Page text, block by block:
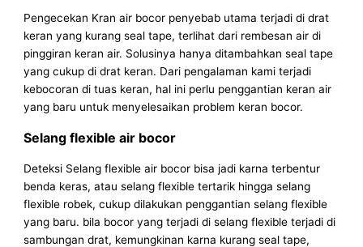
Pengecekan Kran air bocor penyebab utama terjadi di drat
keran yang kurang seal tape, terlihat dari rembesan air di
pinggiran keran air. Solusinya hanya ditambahkan seal tape
yang cukup di drat keran. Dari pengalaman kami terjadi
kebocoran di tuas keran, hal ini perlu penggantian keran air
yang baru untuk menyelesaikan problem keran bocor.
Selang flexible air bocor
Deteksi Selang flexible air bocor bisa jadi karna terbentur
benda keras, atau selang flexible tertarik hingga selang
flexible robek, cukup dilakukan penggantian selang flexible
yang baru. bila bocor yang terjadi di selang flexible terjadi di
sambungan drat, kemungkinan karna kurang seal tape,